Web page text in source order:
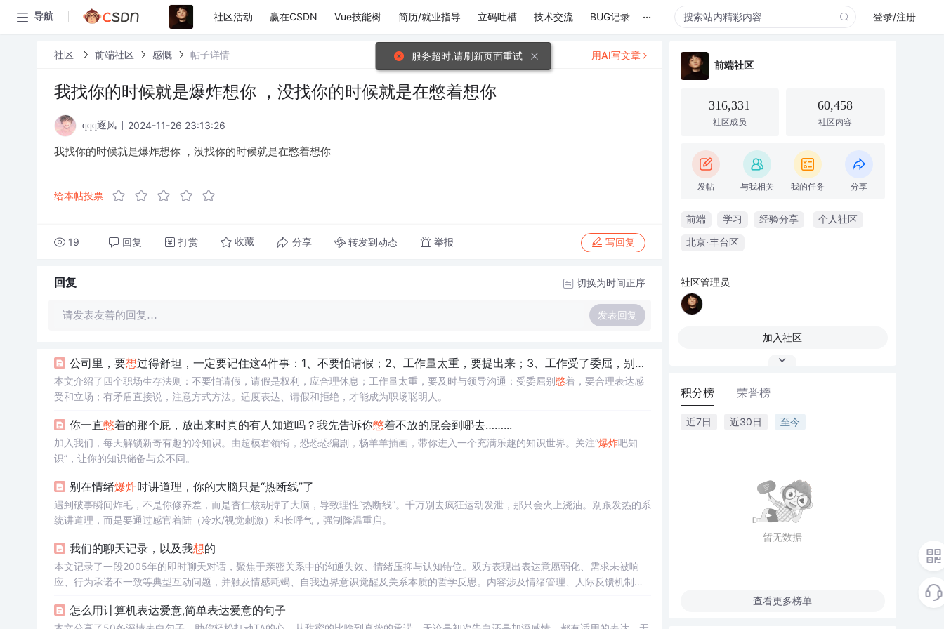
导航 社区活动 赢在CSDN Vue技能树 简历/就业指导 立码吐槽 技术交流 BUG记录 ... 登录/注册
社区 前端社区 感慨 帖子详情
我找你的时候就是爆炸想你 ，没找你的时候就是在憋着想你
qqq逐风 2024-11-26 23:13:26
我找你的时候就是爆炸想你 ，没找你的时候就是在憋着想你
给本帖投票
19 回复 打赏 收藏 分享 转发到动态 举报 写回复
用AI写文章
回复 切换为时间正序
请发表友善的回复… 发表回复
公司里，要想过得舒坦，一定要记住这4件事：1、不要怕请假；2、工作量太重，要提出来；3、工作受了委屈，别憋
本文介绍了四个职场生存法则：不要怕请假，请假是权利，应合理休息；工作量太重，要及时与领导沟通；受委屈别憋着，要合理表达感
受和立场；有矛盾直接说，注意方式方法。适度表达、请假和拒绝，才能成为职场聪明人。
你一直憋着的那个屁，放出来时真的有人知道吗？我先告诉你憋着不放的屁会到哪去……...
加入我们，每天解锁新奇有趣的冷知识。由超模君领衔，恐恐恐编剧，杨羊羊插画，带你进入一个充满乐趣的知识世界。关注“爆炸吧知
识”，让你的知识储备与众不同。
别在情绪爆炸时讲道理，你的大脑只是“热断线”了
遇到破事瞬间炸毛，不是你修养差，而是杏仁核劫持了大脑，导致理性“热断线”。千万别去疯狂运动发泄，那只会火上浇油。别跟发热的系
统讲道理，而是要通过感官着陆（冷水/视觉刺激）和长呼气，强制降温重启。
我们的聊天记录，以及我想的
本文记录了一段2005年的即时聊天对话，聚焦于亲密关系中的沟通失效、情绪压抑与认知错位。双方表现出表达意愿弱化、需求未被响
应、行为承诺不一致等典型互动问题，并触及情感耗竭、自我边界意识觉醒及关系本质的哲学反思。内容涉及情绪管理、人际反馈机制、
怎么用计算机表达爱意,简单表达爱意的句子
前端社区
316,331
社区成员
60,458
社区内容
发帖 与我相关 我的任务 分享
前端 学习 经验分享 个人社区
北京·丰台区
社区管理员
加入社区
积分榜 荣誉榜
近7日 近30日 至今
暂无数据
查看更多榜单
服务超时,请刷新页面重试